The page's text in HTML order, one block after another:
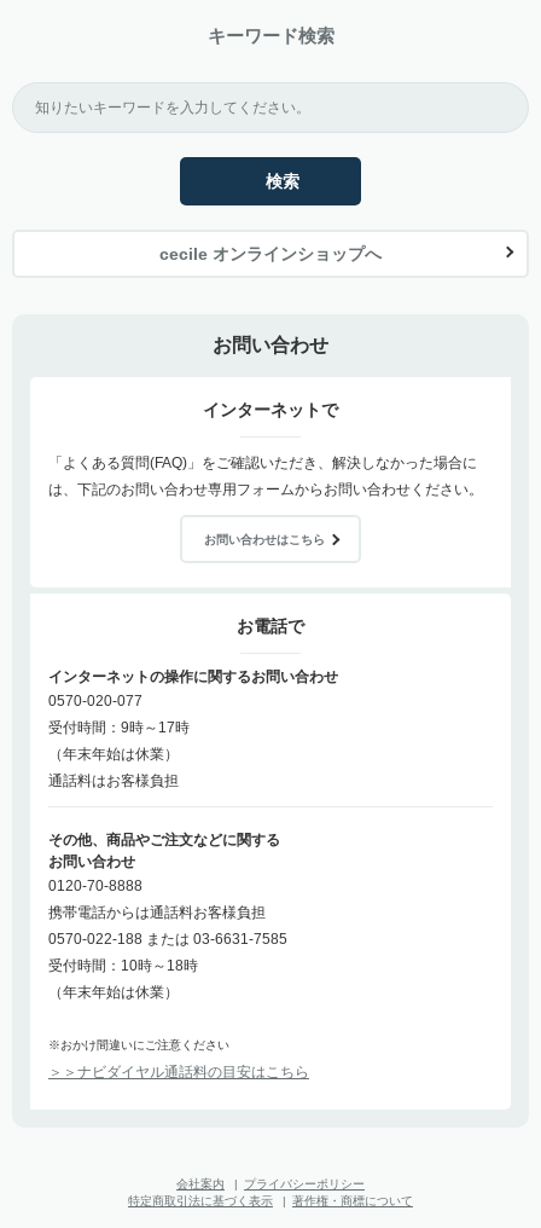
キーワード検索
検索
cecile オンラインショップへ
お問い合わせ
インターネットで
「よくある質問(FAQ)」をご確認いただき、解決しなかった場合に
は、下記のお問い合わせ専用フォームからお問い合わせください。
お問い合わせはこちら
お電話で
インターネットの操作に関するお問い合わせ
0570-020-077
受付時間：9時～17時
（年末年始は休業）
通話料はお客様負担
その他、商品やご注文などに関する
お問い合わせ
0120-70-8888
携帯電話からは通話料お客様負担
0570-022-188 または 03-6631-7585
受付時間：10時～18時
（年末年始は休業）
※おかけ間違いにご注意ください
＞＞ナビダイヤル通話料の目安はこちら
会社案内
プライバシーポリシー
特定商取引法に基づく表示
著作権・商標について